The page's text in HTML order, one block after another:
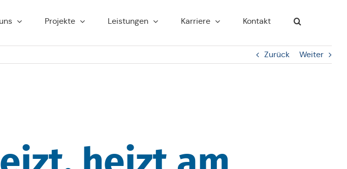
Pro­jek­te Leis­tun­gen Kar­rie­re Kontakt
Zurück Weiter